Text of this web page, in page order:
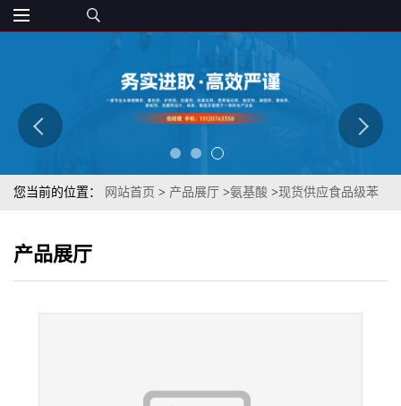
您当前的位置： 网站首页 > 产品展厅 >氨基酸 >现货供应食品级苯
产品展厅